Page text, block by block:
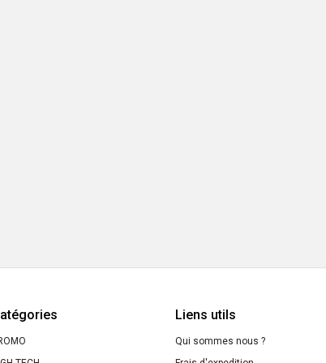
Liens utils
Qui sommes nous ?